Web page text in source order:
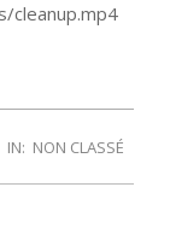
cleanup.mp4
IN: NON CLASSÉ